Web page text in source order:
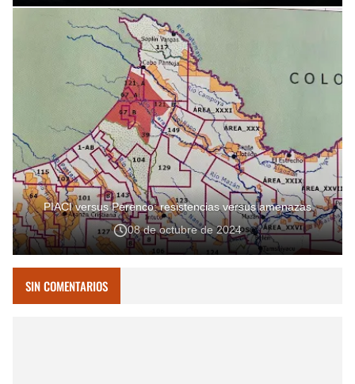
PIACI versus Perenco: resistencias versus amenazas
08 de octubre de 2024
SIN COMENTARIOS